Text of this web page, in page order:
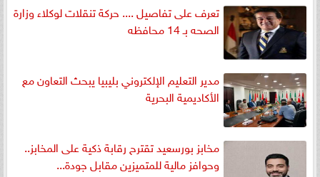
تعرف على تفاصيل .... حركة تنقلات لوكلاء وزارة
الصحه بـ 14 محافظه
مدير التعليم الإلكتروني بليبيا يبحث التعاون مع
الأكاديمية البحرية
مخابز بورسعيد تقترح رقابة ذكية على المخابز..
وحوافز مالية للمتميزين مقابل جودة...